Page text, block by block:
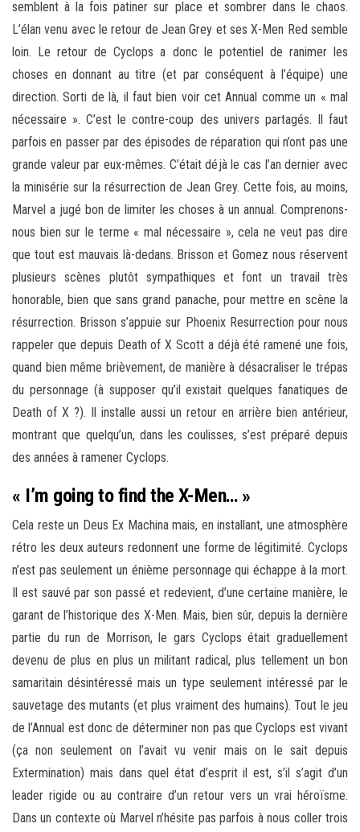
semblent à la fois patiner sur place et sombrer dans le chaos.
L’élan venu avec le retour de Jean Grey et ses X-Men Red semble
loin. Le retour de Cyclops a donc le potentiel de ranimer les
choses en donnant au titre (et par conséquent à l’équipe) une
direction. Sorti de là, il faut bien voir cet Annual comme un « mal
nécessaire ». C’est le contre-coup des univers partagés. Il faut
parfois en passer par des épisodes de réparation qui n’ont pas une
grande valeur par eux-mêmes. C’était déjà le cas l’an dernier avec
la minisérie sur la résurrection de Jean Grey. Cette fois, au moins,
Marvel a jugé bon de limiter les choses à un annual. Comprenons-
nous bien sur le terme « mal nécessaire », cela ne veut pas dire
que tout est mauvais là-dedans. Brisson et Gomez nous réservent
plusieurs scènes plutôt sympathiques et font un travail très
honorable, bien que sans grand panache, pour mettre en scène la
résurrection. Brisson s’appuie sur Phoenix Resurrection pour nous
rappeler que depuis Death of X Scott a déjà été ramené une fois,
quand bien même brièvement, de manière à désacraliser le trépas
du personnage (à supposer qu’il existait quelques fanatiques de
Death of X ?). Il installe aussi un retour en arrière bien antérieur,
montrant que quelqu’un, dans les coulisses, s’est préparé depuis
des années à ramener Cyclops.
« I’m going to find the X-Men… »
Cela reste un Deus Ex Machina mais, en installant, une atmosphère
rétro les deux auteurs redonnent une forme de légitimité. Cyclops
n’est pas seulement un énième personnage qui échappe à la mort.
Il est sauvé par son passé et redevient, d’une certaine manière, le
garant de l’historique des X-Men. Mais, bien sûr, depuis la dernière
partie du run de Morrison, le gars Cyclops était graduellement
devenu de plus en plus un militant radical, plus tellement un bon
samaritain désintéressé mais un type seulement intéressé par le
sauvetage des mutants (et plus vraiment des humains). Tout le jeu
de l’Annual est donc de déterminer non pas que Cyclops est vivant
(ça non seulement on l’avait vu venir mais on le sait depuis
Extermination) mais dans quel état d’esprit il est, s’il s’agit d’un
leader rigide ou au contraire d’un retour vers un vrai héroïsme.
Dans un contexte où Marvel n’hésite pas parfois à nous coller trois